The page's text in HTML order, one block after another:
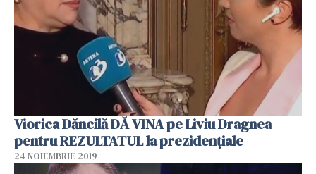
Viorica Dăncilă DĂ VINA pe Liviu Dragnea
pentru REZULTATUL la prezidențiale
24 NOIEMBRIE 2019